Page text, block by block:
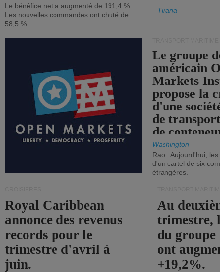
Le bénéfice net a augmenté de 191,4 %.
Les nouvelles commandes ont chuté de
58,5 %.
Tirana
Le groupe
américain
Markets
propose la
d'une
de
de
Washington
Rao : Aujourd'hui,
d'un cartel de six
étrangères.
Royal Caribbean
annonce des revenus
records pour le
trimestre d'avril à
juin.
Au
trimestre,
du
ont
+19,2%.